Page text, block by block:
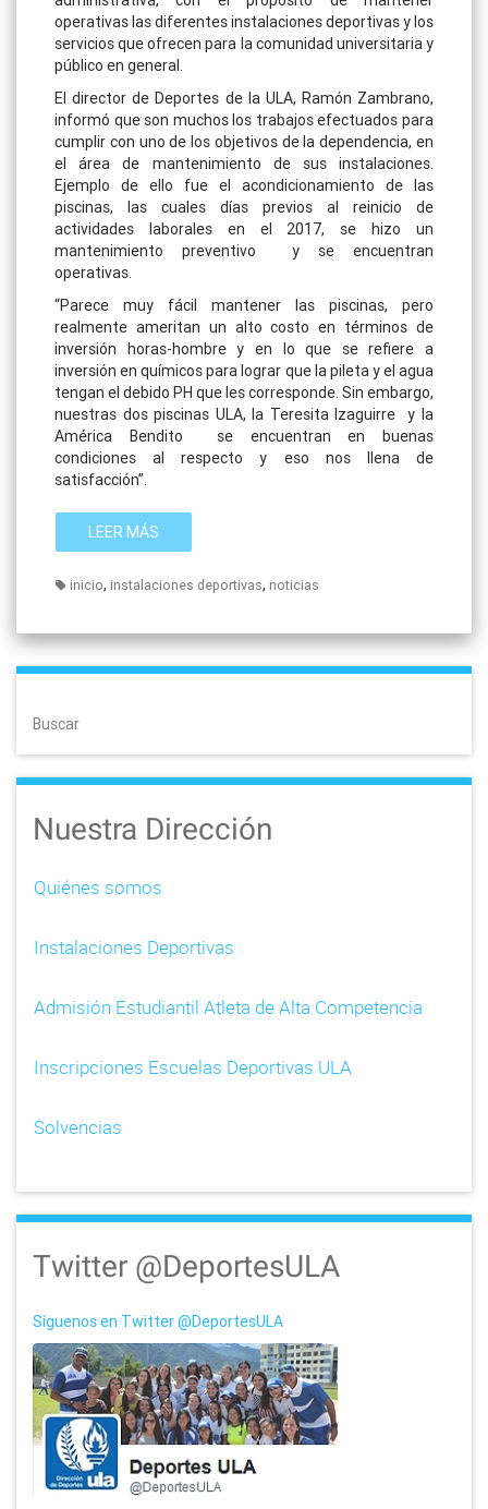
operativas las diferentes instalaciones deportivas y los
servicios que ofrecen para la comunidad universitaria y
público en general.
El director de Deportes de la ULA, Ramón Zambrano,
informó que son muchos los trabajos efectuados para
cumplir con uno de los objetivos de la dependencia, en
el área de mantenimiento de sus instalaciones.
Ejemplo de ello fue el acondicionamiento de las
piscinas, las cuales días previos al reinicio de
actividades laborales en el 2017, se hizo un
mantenimiento preventivo y se encuentran
operativas.
“Parece muy fácil mantener las piscinas, pero
realmente ameritan un alto costo en términos de
inversión horas-hombre y en lo que se refiere a
inversión en químicos para lograr que la pileta y el agua
tengan el debido PH que les corresponde. Sin embargo,
nuestras dos piscinas ULA, la Teresita Izaguirre y la
América Bendito se encuentran en buenas
condiciones al respecto y eso nos llena de
satisfacción”.
LEER MÁS
inicio, instalaciones deportivas, noticias
Buscar
Nuestra Dirección
Quiénes somos
Instalaciones Deportivas
Admisión Estudiantil Atleta de Alta Competencia
Inscripciones Escuelas Deportivas ULA
Solvencias
Twitter @DeportesULA
Síguenos en Twitter @DeportesULA